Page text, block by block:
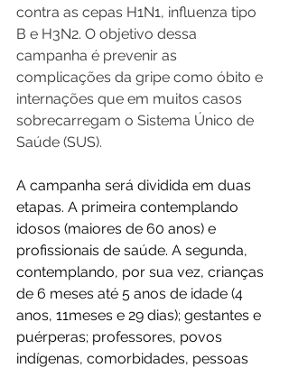
contra as cepas H1N1, influenza tipo
B e H3N2. O objetivo dessa
campanha é prevenir as
complicações da gripe como óbito e
internações que em muitos casos
sobrecarregam o Sistema Único de
Saúde (SUS).
A campanha será dividida em duas
etapas. A primeira contemplando
idosos (maiores de 60 anos) e
profissionais de saúde. A segunda,
contemplando, por sua vez, crianças
de 6 meses até 5 anos de idade (4
anos, 11meses e 29 dias); gestantes e
puérperas; professores, povos
indígenas, comorbidades, pessoas